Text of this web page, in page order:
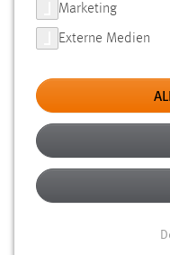
FILTER
Typ
Erstellungsdatum
Alter
Marketing
Externe Medien